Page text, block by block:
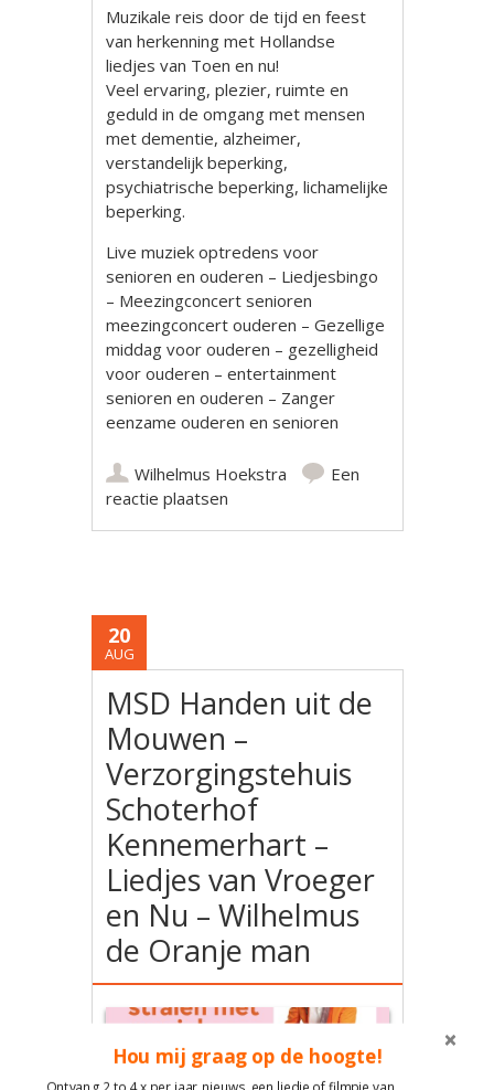
Muzikale reis door de tijd en feest
van herkenning met Hollandse
liedjes van Toen en nu!
Veel ervaring, plezier, ruimte en
geduld in de omgang met mensen
met dementie, alzheimer,
verstandelijk beperking,
psychiatrische beperking, lichamelijke
beperking.
Live muziek optredens voor
senioren en ouderen – Liedjesbingo
– Meezingconcert senioren
meezingconcert ouderen – Gezellige
middag voor ouderen – gezelligheid
voor ouderen – entertainment
senioren en ouderen – Zanger
eenzame ouderen en senioren
Wilhelmus Hoekstra
Een
reactie plaatsen
20
AUG
MSD Handen uit de
Mouwen –
Verzorgingstehuis
Schoterhof
Kennemerhart –
Liedjes van Vroeger
en Nu – Wilhelmus
de Oranje man
Hou mij graag op de hoogte!